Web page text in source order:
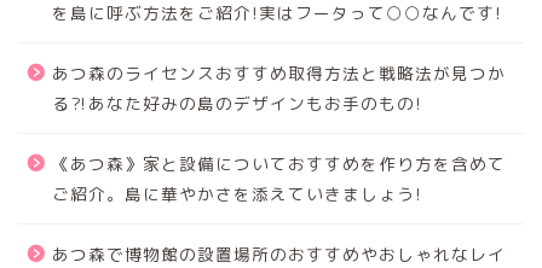
を島に呼ぶ方法をご紹介!実はフータって○○なんです!
あつ森のライセンスおすすめ取得方法と戦略法が見つか
る⁈あなた好みの島のデザインもお手のもの!
《あつ森》家と設備についておすすめを作り方を含めて
ご紹介。島に華やかさを添えていきましょう!
あつ森で博物館の設置場所のおすすめやおしゃれなレイ